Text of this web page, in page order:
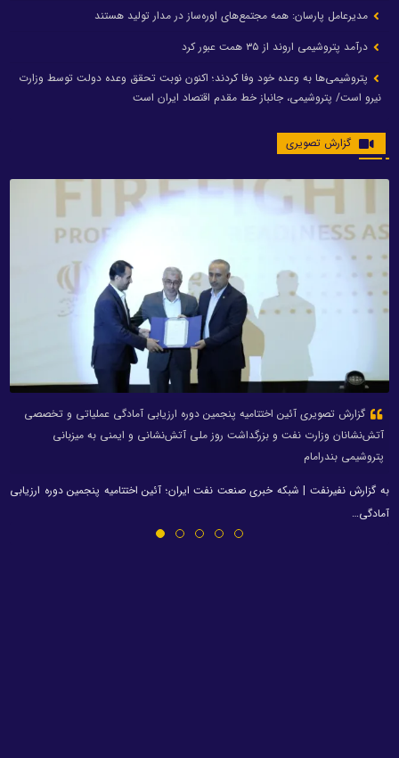
مدیرعامل پارسان: همه مجتمع‌های اوره‌ساز در مدار تولید هستند
درآمد پتروشیمی اروند از ۳۵ همت عبور کرد
پتروشیمی‌ها به وعده خود وفا کردند؛ اکنون نوبت تحقق وعده دولت توسط وزارت
نیرو است/ پتروشیمی، جانباز خط مقدم اقتصاد ایران است
گزارش تصویری
گزارش تصویری آئین اختتامیه پنجمین دوره ارزیابی آمادگی عملیاتی و تخصصی
آتش‌نشانان وزارت نفت و بزرگداشت روز ملی آتش‌نشانی و ایمنی به میزبانی
پتروشیمی بندرامام
به گزارش نفیرنفت | شبکه خبری صنعت نفت ایران؛ آئین اختتامیه پنجمین دوره ارزیابی
آمادگی…